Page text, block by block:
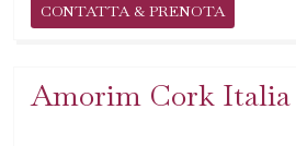
CONTATTA & PRENOTA
Amorim Cork Italia